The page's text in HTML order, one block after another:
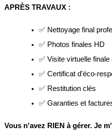
APRÈS TRAVAUX :
✅ Nettoyage final
✅ Photos finales HD
✅ Visite virtuelle finale
✅ Certificat d'éco-
✅ Restitution clés
✅ Garanties et
Vous n'avez RIEN à gérer. Je